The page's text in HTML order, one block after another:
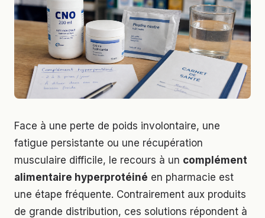
Face à une perte de poids involontaire, une
fatigue persistante ou une récupération
musculaire difficile, le recours à un complément
alimentaire hyperprotéiné en pharmacie est
une étape fréquente. Contrairement aux produits
de grande distribution, ces solutions répondent à